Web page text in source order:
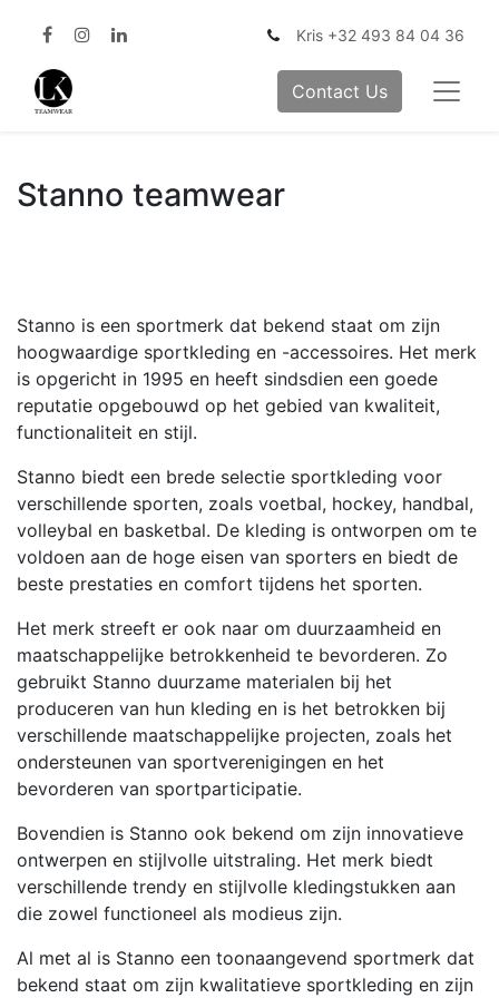
Kris +32 493 84 04 36
Contact Us
Stanno teamwear
Stanno is een sportmerk dat bekend staat om zijn
hoogwaardige sportkleding en -accessoires. Het merk
is opgericht in 1995 en heeft sindsdien een goede
reputatie opgebouwd op het gebied van kwaliteit,
functionaliteit en stijl.
Stanno biedt een brede selectie sportkleding voor
verschillende sporten, zoals voetbal, hockey, handbal,
volleybal en basketbal. De kleding is ontworpen om te
voldoen aan de hoge eisen van sporters en biedt de
beste prestaties en comfort tijdens het sporten.
Het merk streeft er ook naar om duurzaamheid en
maatschappelijke betrokkenheid te bevorderen. Zo
gebruikt Stanno duurzame materialen bij het
produceren van hun kleding en is het betrokken bij
verschillende maatschappelijke projecten, zoals het
ondersteunen van sportverenigingen en het
bevorderen van sportparticipatie.
Bovendien is Stanno ook bekend om zijn innovatieve
ontwerpen en stijlvolle uitstraling. Het merk biedt
verschillende trendy en stijlvolle kledingstukken aan
die zowel functioneel als modieus zijn.
Al met al is Stanno een toonaangevend sportmerk dat
bekend staat om zijn kwalitatieve sportkleding en zijn